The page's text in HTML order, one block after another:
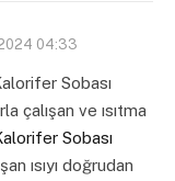
04:33
Sobası
çalışan ve ısıtma
Sobası
ısıyı doğrudan